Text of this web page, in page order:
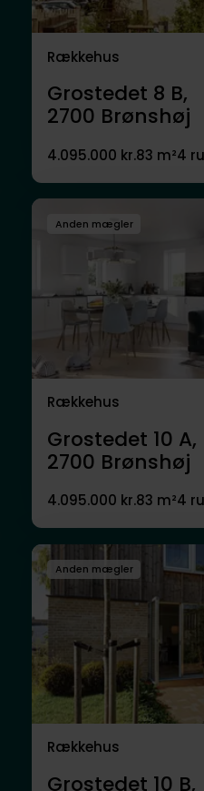
Rækkehus
Grostedet 8 B,
2700 Brønshøj
4.095.000 kr.83 m²4
Anden mægler
Rækkehus
Grostedet 10 A,
2700 Brønshøj
4.095.000 kr.83 m²4
Anden mægler
Rækkehus
Grostedet 10 B,